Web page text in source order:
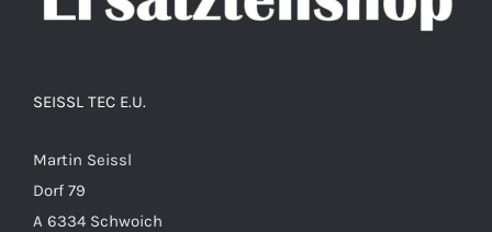
SEISSL TEC E.U.
Martin Seissl
Dorf 79
A 6334 Schwoich